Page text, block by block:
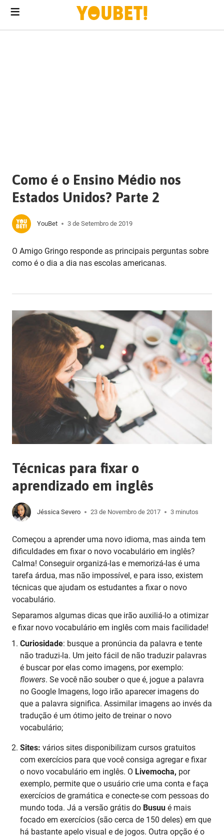
Como é o Ensino Médio nos
Estados Unidos? Parte 2
YouBet 3 de Setembro de 2019
O Amigo Gringo responde as principais perguntas sobre
como é o dia a dia nas escolas americanas.
Técnicas para fixar o
aprendizado em inglês
Jéssica Severo 23 de Novembro de 2017 3 minutos
Começou a aprender uma novo idioma, mas ainda tem
dificuldades em fixar o novo vocabulário em inglês?
Calma! Conseguir organizá-las e memorizá-las é uma
tarefa árdua, mas não impossível, e para isso, existem
técnicas que ajudam os estudantes a fixar o novo
vocabulário.
Separamos algumas dicas que irão auxiliá-lo a otimizar
e fixar novo vocabulário em inglês com mais facilidade!
Curiosidade: busque a pronúncia da palavra e tente
não traduzi-la. Um jeito fácil de não traduzir palavras
é buscar por elas como imagens, por exemplo:
flowers. Se você não souber o que é, jogue a palavra
no Google Imagens, logo irão aparecer imagens do
que a palavra significa. Assimilar imagens ao invés da
tradução é um ótimo jeito de treinar o novo
vocabulário;
Sites: vários sites disponibilizam cursos gratuitos
com exercícios para que você consiga agregar e fixar
o novo vocabulário em inglês. O Livemocha, por
exemplo, permite que o usuário crie uma conta e faça
exercícios de gramática e conecte-se com pessoas do
mundo toda. Já a versão grátis do Busuu é mais
focado em exercícios (são cerca de 150 deles) em que
há bastante apelo visual e de jogos. Outra opção é o